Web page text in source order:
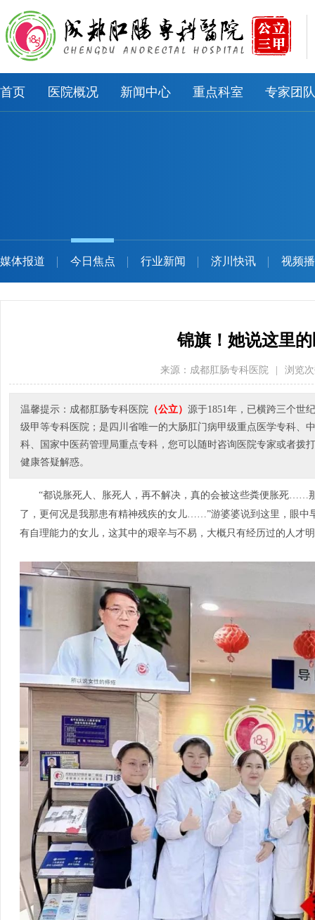
首页 医院概况 新闻中心 重点科室 专家团队
媒体报道 今日焦点 行业新闻 济川快讯 视频
锦旗！她说这里
来源：成都肛肠专科医院 浏览
温馨提示：成都肛肠专科医院 （公立） 源于1851年，已横跨三个世
级甲等专科医院；是四川省唯一的大肠肛门病甲级重点医学专科、
科、国家中医药管理局重点专科，您可以随时咨询医院专家或者拨
健康答疑解惑。
“都说胀死人、胀死人，再不解决，真的会被这些粪便胀死……
了，更何况是我那患有精神残疾的女儿……”游婆婆说到这里，眼中
有自理能力的女儿，这其中的艰辛与不易，大概只有经历过的人才